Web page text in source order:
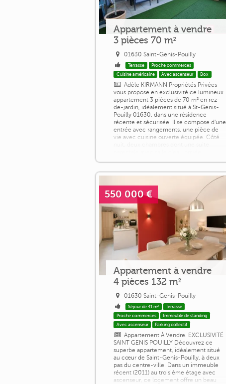
Appartement à vendre
3 pièces 70 m²
01630 Saint-Genis-Pouilly
Terrasse
Proche commerces
Cuisine américaine
Avec ascenseur Box
Adèle KIRMANN Propriétés Privées
vous propose en exclusivité ce lumineux
appartement 3 pièces de 70 m² en rez-
de-jardin, idéalement situé à St-Genis-
Pouilly 01630, dans une résidence
récente et sécurisée. Il se compose d'une
entrée avec rangements, une pièce de
vie avec cuisine ouverte équipée. Côté
550 000 €
Appartement à vendre
4 pièces 132 m²
01630 Saint-Genis-Pouilly
Séjour de 41 m²
Terrasse
Proche commerces
Immeuble de standing
Avec ascenseur
Parking collectif
Appartement À Vendre. EXCLUSIVITÉ
SAINT GENIS POUILLY Découvrez ce
superbe appartement, idéalement situé
au cœur de Saint-Genis-Pouilly, à deux
pas du centre-ville. Dans un immeuble
récent (2011) au troisième étage avec
ascenseur, ce logement offre un beau